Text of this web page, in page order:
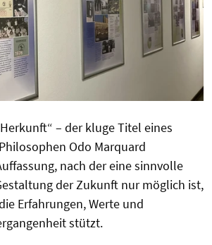
– der kluge Titel eines
Odo Marquard
nach der eine sinnvolle
der Zukunft nur möglich ist,
Erfahrungen, Werte und
stützt.